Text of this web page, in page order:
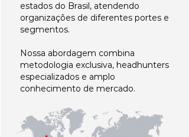
estados do Brasil, atendendo
organizações de diferentes portes e
segmentos.
Nossa abordagem combina
metodologia exclusiva, headhunters
especializados e amplo
conhecimento de mercado.